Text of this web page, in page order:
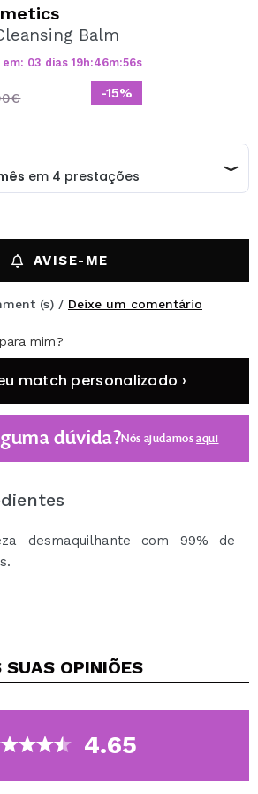
Maquibeauty.pt pode fazer as suas
verificar o estado das suas
Balm
03 dias 19h:46m:56s
-15%
AVISE-ME
(s) / Deixe um comentário
mim?
match personalizado ›
dúvida?Nós ajudamosaqui
desmaquilhante com 99% de
as mais resistentes, enquanto
e suavizante), manteiga de
rícino, azeitona, prímula e
manhã e à noite como o primeiro
SUAS OPINIÕES
4.65